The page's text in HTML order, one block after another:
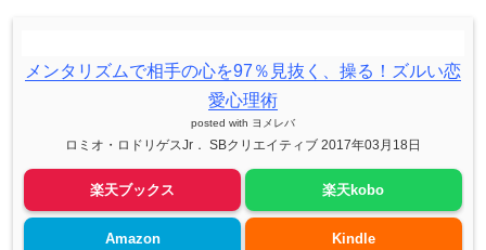
メンタリズムで相手の心を97％見抜く、操る！ズルい恋
愛心理術
posted with ヨメレバ
ロミオ・ロドリゲスJr． SBクリエイティブ 2017年03月18日
楽天ブックス 楽天kobo
Amazon Kindle